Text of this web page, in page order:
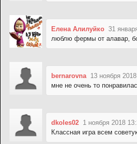
Елена Алилуйко 31
люблю фермы от алавар,
bernarovna 13 ноября
мне не очень то
dkoles02 1 ноября 2018
Классная игра всем